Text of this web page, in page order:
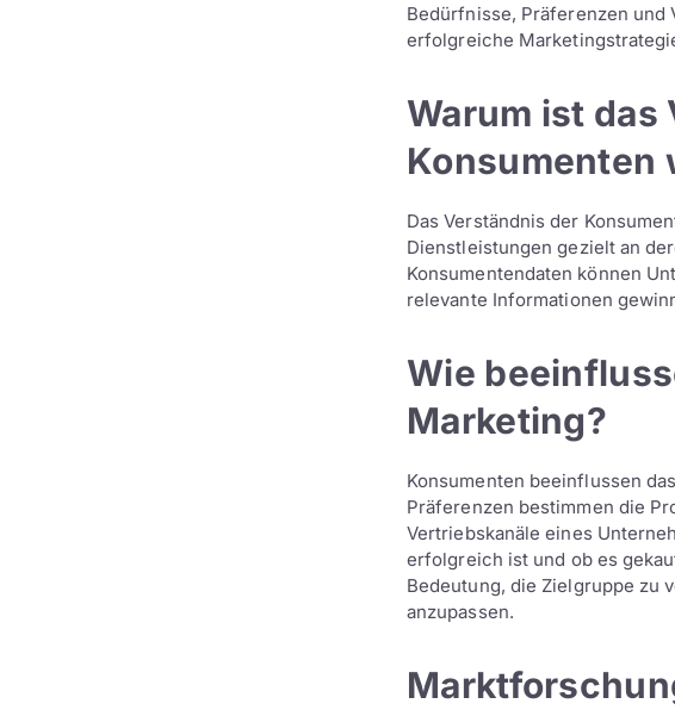
Bedürfnisse, Präferenzen und
erfolgreiche
Warum ist das
Konsumenten
Das Verständnis der
Dienstleistungen gezielt an
Konsumentendaten können
relevante Informationen
Wie
Marketing?
Konsumenten beeinflussen das
Präferenzen bestimmen die
Vertriebskanäle eines
erfolgreich ist und ob es
Bedeutung, die Zielgruppe zu
anzupassen.